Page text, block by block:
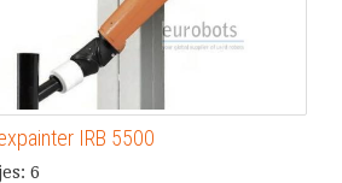
IRB 5500
6